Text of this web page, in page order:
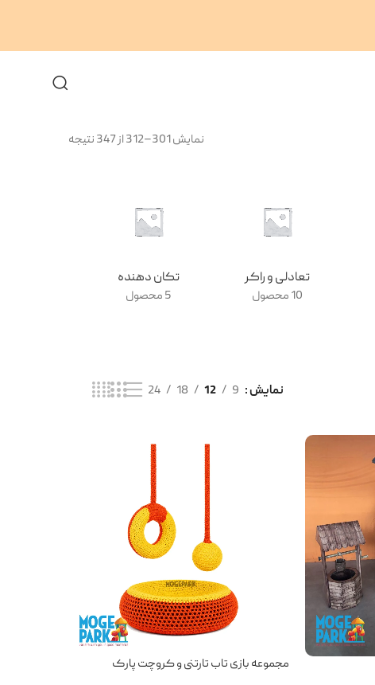
نمایش 301–312 از 347 نتیجه
تعادلی و راکر
10 محصول
تکان دهنده
5 محصول
نمایش 9
12
18
24
مجموعه بازی تاب تارتنی و کروچت پارک